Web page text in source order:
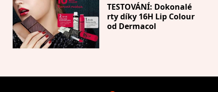
TESTOVÁNÍ: Dokonalé
rty díky 16H Lip Colour
od Dermacol